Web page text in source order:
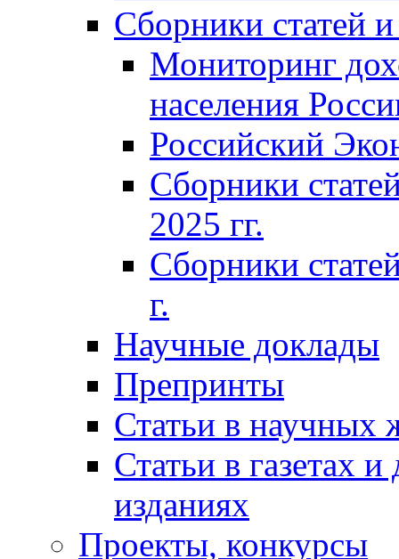
Сборники статей
Мониторинг
населения
Российский
Сборники
2025 гг.
Сборники
г.
Научные доклады
Препринты
Статьи в научных
Статьи в газетах
изданиях
Проекты, конкурсы